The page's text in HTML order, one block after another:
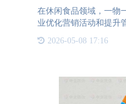
在休闲食品领域，一物
业优化营销活动和提升
能，如精准的数据分析
2026-05-08 17:16